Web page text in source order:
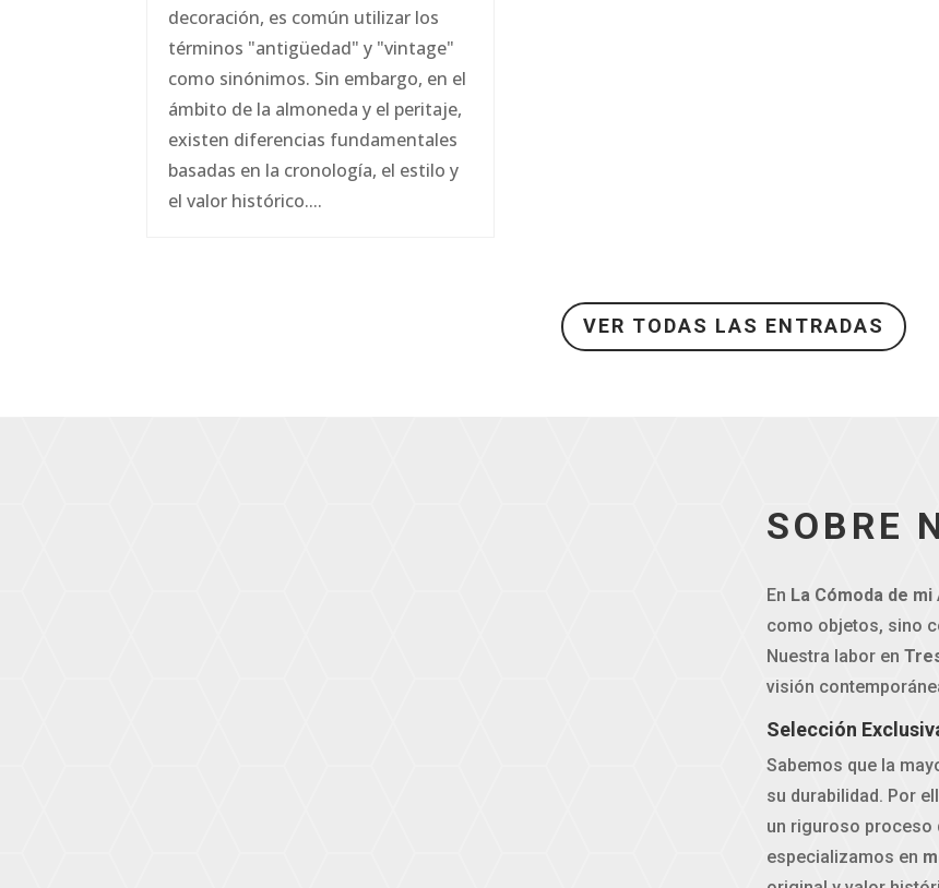
decoración, es común utilizar los
términos "antigüedad" y "vintage"
como sinónimos. Sin embargo, en el
ámbito de la almoneda y el peritaje,
existen diferencias fundamentales
basadas en la cronología, el estilo y
el valor histórico....
VER TODAS LAS ENTRADAS
SOBRE
En La Cómoda de mi
como objetos, sino
Nuestra labor en
visión
Selección
Sabemos que la
su durabilidad. Por
un riguroso proceso
especializamos en